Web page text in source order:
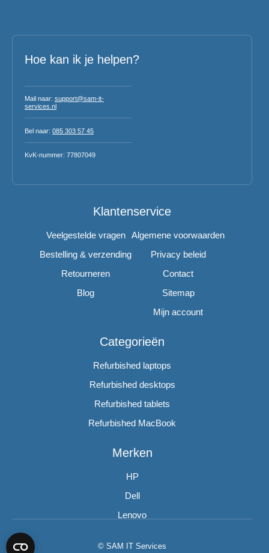
Hoe kan ik je helpen?
Mail naar: support@sam-it-
services.nl
Bel naar: 085 303 57 45
KvK-nummer: 77807049
Klantenservice
Veelgestelde vragen
Bestelling & verzending
Retourneren
Blog
Algemene voorwaarden
Privacy beleid
Contact
Sitemap
Mijn account
Categorieën
Refurbished laptops
Refurbished desktops
Refurbished tablets
Refurbished MacBook
Merken
HP
Dell
Lenovo
© SAM IT Services